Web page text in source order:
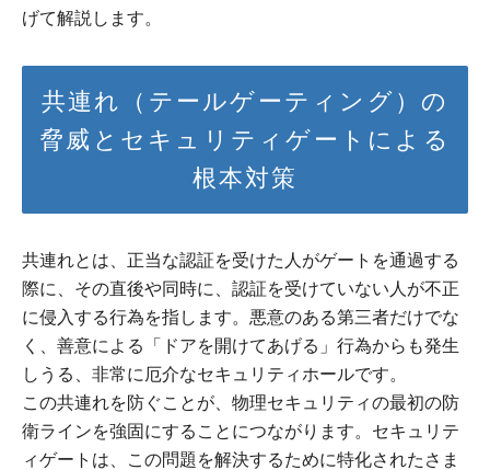
げて解説します。
共連れ（テールゲーティング）の
脅威とセキュリティゲートによる
根本対策
共連れとは、正当な認証を受けた人がゲートを通過する
際に、その直後や同時に、認証を受けていない人が不正
に侵入する行為を指します。悪意のある第三者だけでな
く、善意による「ドアを開けてあげる」行為からも発生
しうる、非常に厄介なセキュリティホールです。
この共連れを防ぐことが、物理セキュリティの最初の防
衛ラインを強固にすることにつながります。セキュリテ
ィゲートは、この問題を解決するために特化されたさま